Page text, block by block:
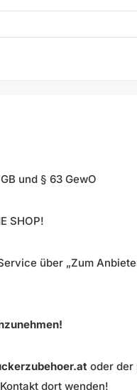
und § 63 GewO
SHOP!
über „Zum
oder der
dort wenden!